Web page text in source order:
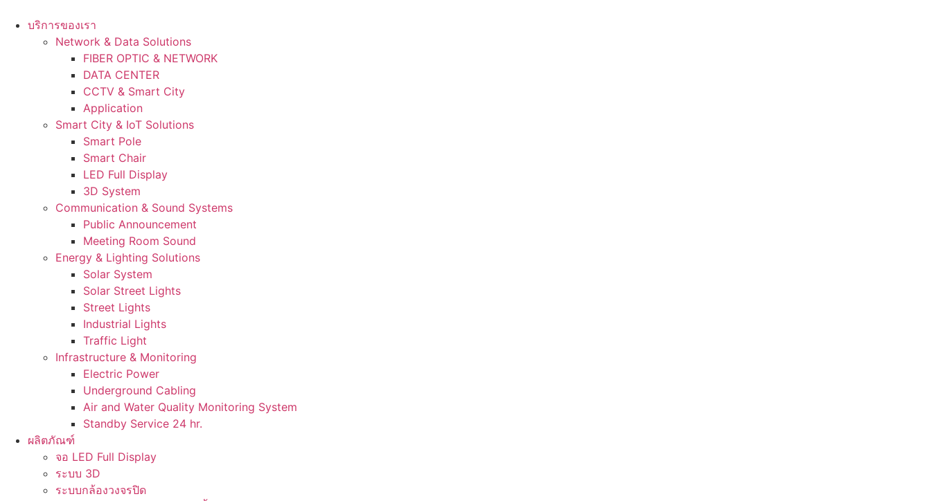
บริการของเรา
Network & Data Solutions
FIBER OPTIC & NETWORK​
DATA CENTER
CCTV & Smart City
Application
Smart City & IoT Solutions
Smart Pole
Smart Chair
LED Full Display
3D System
Communication & Sound Systems
Public Announcement
Meeting Room Sound
Energy & Lighting Solutions
Solar System
Solar Street Lights
Street Lights
Industrial Lights
Traffic Light
Infrastructure & Monitoring
Electric Power
Underground Cabling
Air and Water Quality Monitoring System
Standby Service 24 hr.
ผลิตภัณฑ์
จอ LED Full Display
ระบบ 3D
ระบบกล้องวงจรปิด